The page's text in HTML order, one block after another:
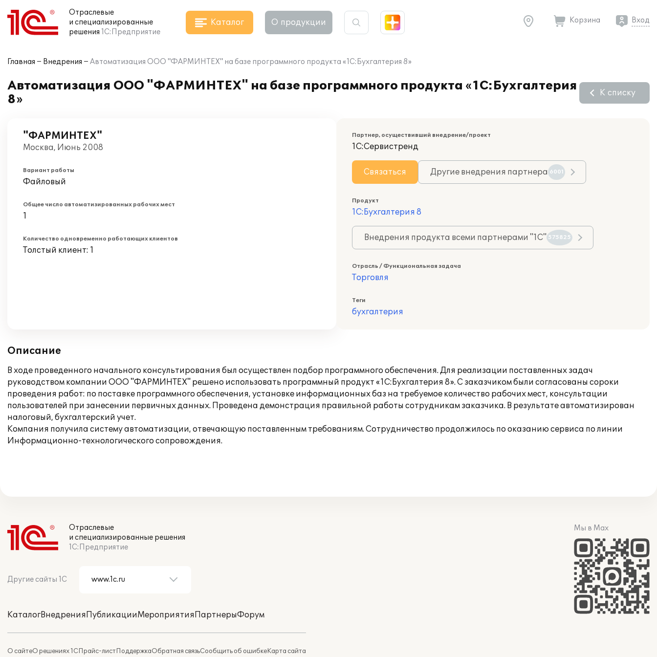
Отраслевые
и специализированные
решения 1С:Предприятие
Каталог О продукции Корзина Вход
Главная Внедрения Автоматизация ООО "ФАРМИНТЕХ" на базе программного продукта «1С:Бухгалтерия 8»
Автоматизация ООО "ФАРМИНТЕХ" на базе программного продукта «1С:Бухгалтерия
8»
К списку
"ФАРМИНТЕХ"
Москва, Июнь 2008
Вариант работы
Файловый
Общее число автоматизированных рабочих мест
1
Количество одновременно работающих клиентов
Толстый клиент: 1
Партнер, осуществивший внедрение/проект
1С:Сервистренд
Связаться Другие внедрения партнера 6001
Продукт
1С:Бухгалтерия 8
Внедрения продукта всеми партнерами "1С" 575825
Отрасль / Функциональная задача
Торговля
Теги
бухгалтерия
Описание
В ходе проведенного начального консультирования был осуществлен подбор программного обеспечения. Для реализации поставленных задач
руководством компании ООО "ФАРМИНТЕХ" решено использовать программный продукт «1С:Бухгалтерия 8». С заказчиком были согласованы сороки
проведения работ: по поставке программного обеспечения, установке информационных баз на требуемое количество рабочих мест, консультации
пользователей при занесении первичных данных. Проведена демонстрация правильной работы сотрудникам заказчика. В результате автоматизирован
налоговый, бухгалтерский учет.
Компания получила систему автоматизации, отвечающую поставленным требованиям. Сотрудничество продолжилось по оказанию сервиса по линии
Информационно-технологического сопровождения.
Отраслевые
и специализированные решения
1С:Предприятие
Другие сайты 1С
КаталогВнедренияПубликацииМероприятияПартнерыФорум
О сайтеО решениях 1СПрайс-листПоддержкаОбратная связьСообщить об ошибкеКарта сайта
Мы в Max